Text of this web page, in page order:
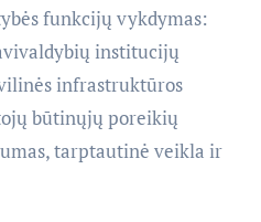
funkcijų vykdymas:
institucijų
infrastruktūros
būtinųjų poreikių
tarptautinė veikla ir